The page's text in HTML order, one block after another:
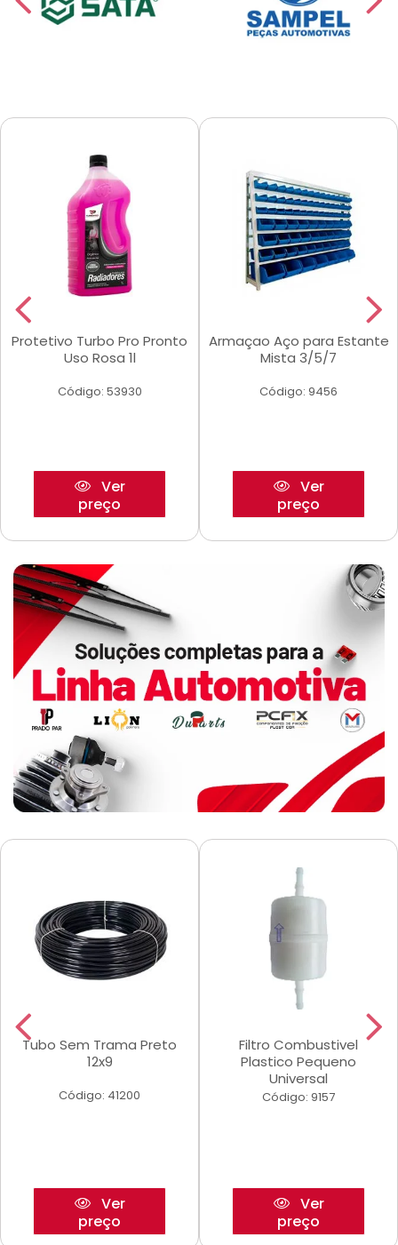
Protetivo Turbo Pro Pronto
Uso Rosa 1l
Código: 53930
Ver
preço
Armaçao Aço para Estante
Mista 3/5/7
Código: 9456
Ver
preço
Tubo Sem Trama Preto
12x9
Código: 41200
Ver
preço
Filtro Combustivel
Plastico Pequeno
Universal
Código: 9157
Ver
preço